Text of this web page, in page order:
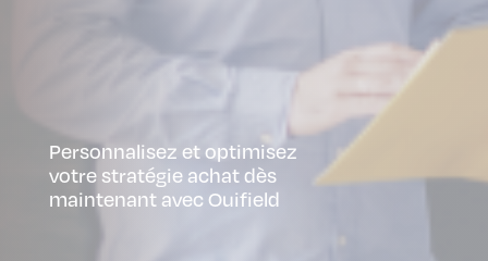
Personnalisez et optimisez
votre stratégie achat dès
maintenant avec Ouifield